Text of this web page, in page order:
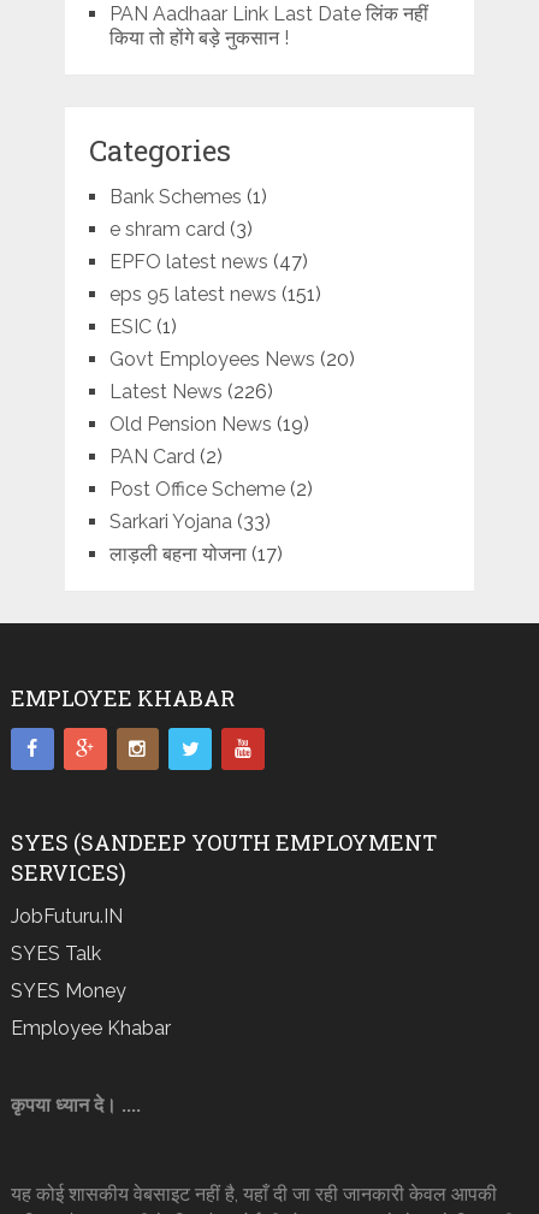
PAN Aadhaar Link Last Date लिंक नहीं
किया तो होंगे बड़े नुकसान !
Categories
Bank Schemes (1)
e shram card (3)
EPFO latest news (47)
eps 95 latest news (151)
ESIC(1)
Govt Employees News (20)
Latest News (226)
Old Pension News (19)
PAN Card (2)
Post Office Scheme(2)
Sarkari Yojana (33)
लाड़ली बहना योजना(17)
EMPLOYEE KHABAR
SYES (SANDEEP YOUTH EMPLOYMENT
SERVICES)
JobFuturu.IN
SYES Talk
SYES Money
Employee Khabar
कृपया ध्यान दे। ....
यह कोई शासकीय वेबसाइट नहीं है, यहाँ दी जा रही जानकारी केवल आपकी